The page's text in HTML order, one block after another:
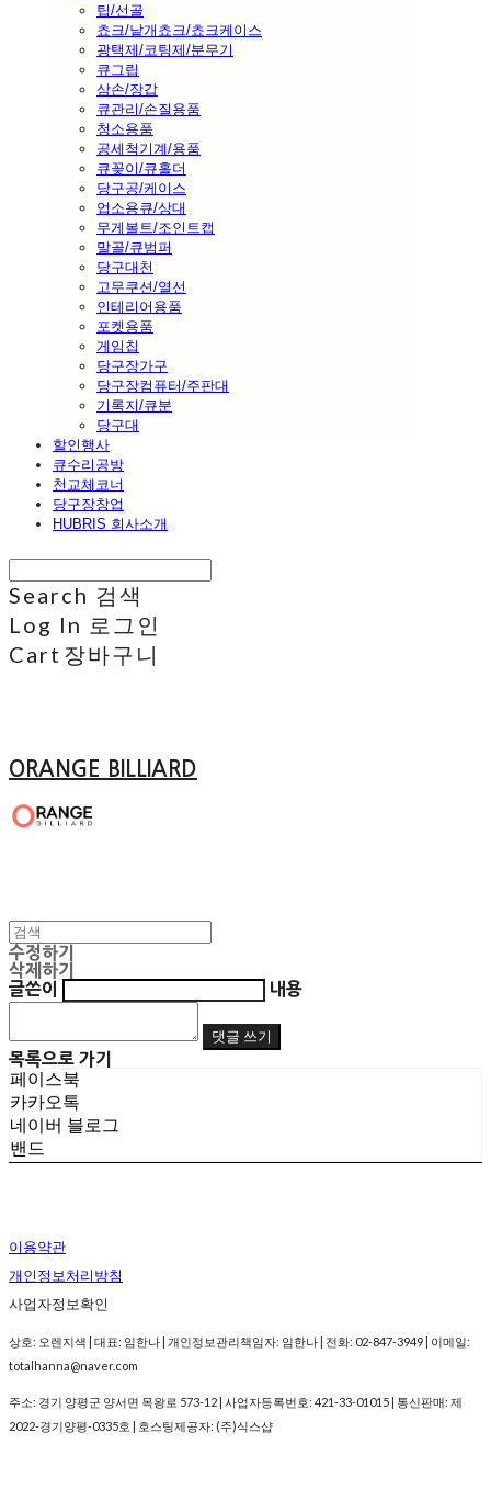
팁/선골
쵸크/낱개쵸크/쵸크케이스
광택제/코팅제/분무기
큐그립
삼손/장갑
큐관리/손질용품
청소용품
공세척기계/용품
큐꽂이/큐홀더
당구공/케이스
업소용큐/상대
무게볼트/조인트캡
말골/큐범퍼
당구대천
고무쿠션/열선
인테리어용품
포켓용품
게임칩
당구장가구
당구장컴퓨터/주판대
기록지/큐분
당구대
할인행사
큐수리공방
천교체코너
당구장창업
HUBRIS 회사소개
Search 검색
Log In 로그인
Cart 장바구니
ORANGE BILLIARD
수정하기
삭제하기
글쓴이
내용
댓글 쓰기
목록으로 가기
페이스북
카카오톡
네이버 블로그
밴드
이용약관
개인정보처리방침
사업자정보확인
상호: 오렌지색 | 대표: 임한나 | 개인정보관리책임자: 임한나 | 전화: 02-847-3949 | 이메일:
totalhanna@naver.com
주소: 경기 양평군 양서면 목왕로 573-12 | 사업자등록번호: 421-33-01015 | 통신판매: 제
2022-경기양평-0335호 | 호스팅제공자: (주)식스샵